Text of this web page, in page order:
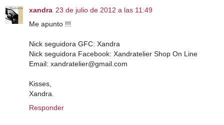
xandra 23 de julio de 2012 a las 11:49
Me apunto !!!
Nick seguidora GFC: Xandra
Nick seguidora Facebook: Xandratelier Shop On Line
Email: xandratelier@gmail.com
Kisses,
Xandra.
Responder